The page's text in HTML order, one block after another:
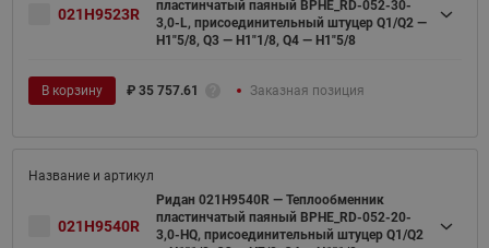
021H9523R
пластинчатый паяный BPHE_RD-052-30-
3,0-L, присоединительный штуцер Q1/Q2 —
H1"5/8, Q3 — H1"1/8, Q4 — H1"5/8
В корзину ₽ 35 757.61 Заказная позиция
021H9540R
Ридан 021H9540R — Теплообменник
пластинчатый паяный BPHE_RD-052-20-
3,0-HQ, присоединительный штуцер Q1/Q2